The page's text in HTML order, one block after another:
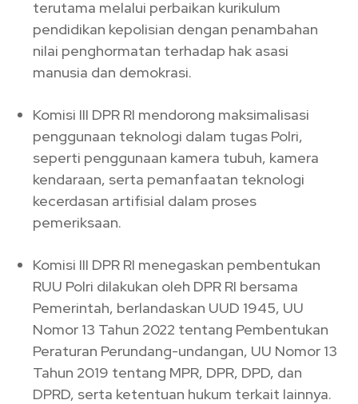
terutama melalui perbaikan kurikulum
pendidikan kepolisian dengan penambahan
nilai penghormatan terhadap hak asasi
manusia dan demokrasi.
Komisi III DPR RI mendorong maksimalisasi
penggunaan teknologi dalam tugas Polri,
seperti penggunaan kamera tubuh, kamera
kendaraan, serta pemanfaatan teknologi
kecerdasan artifisial dalam proses
pemeriksaan.
Komisi III DPR RI menegaskan pembentukan
RUU Polri dilakukan oleh DPR RI bersama
Pemerintah, berlandaskan UUD 1945, UU
Nomor 13 Tahun 2022 tentang Pembentukan
Peraturan Perundang-undangan, UU Nomor 13
Tahun 2019 tentang MPR, DPR, DPD, dan
DPRD, serta ketentuan hukum terkait lainnya.